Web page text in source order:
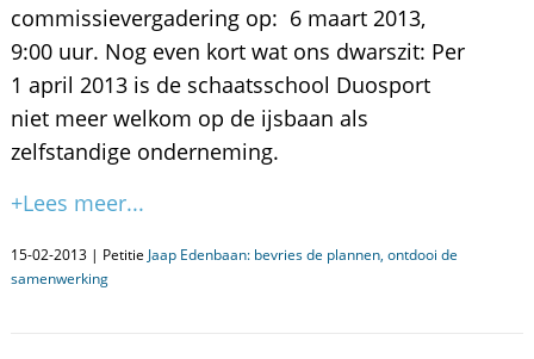
commissievergadering op: 6 maart 2013,
9:00 uur. Nog even kort wat ons dwarszit: Per
1 april 2013 is de schaatsschool Duosport
niet meer welkom op de ijsbaan als
zelfstandige onderneming.
+Lees meer...
15-02-2013 | Petitie Jaap Edenbaan: bevries de plannen, ontdooi de
samenwerking